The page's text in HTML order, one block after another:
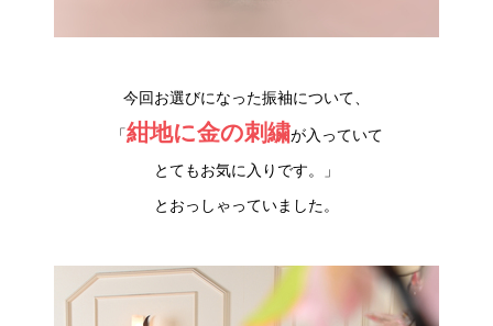
今回お選びになった振袖について、
「紺地に金の刺繍が入っていて
とてもお気に入りです。」
とおっしゃっていました。